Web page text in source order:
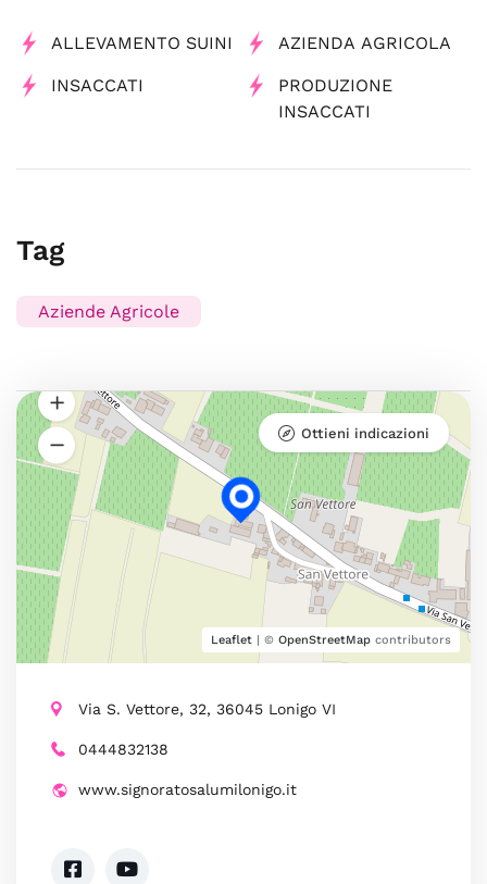
ALLEVAMENTO SUINI AZIENDA AGRICOLA
INSACCATI
PRODUZIONE
INSACCATI
Tag
Aziende Agricole
Leaflet | © OpenStreetMap contributors
Ottieni indicazioni
Via S. Vettore, 32, 36045 Lonigo VI
0444832138
www.signoratosalumilonigo.it